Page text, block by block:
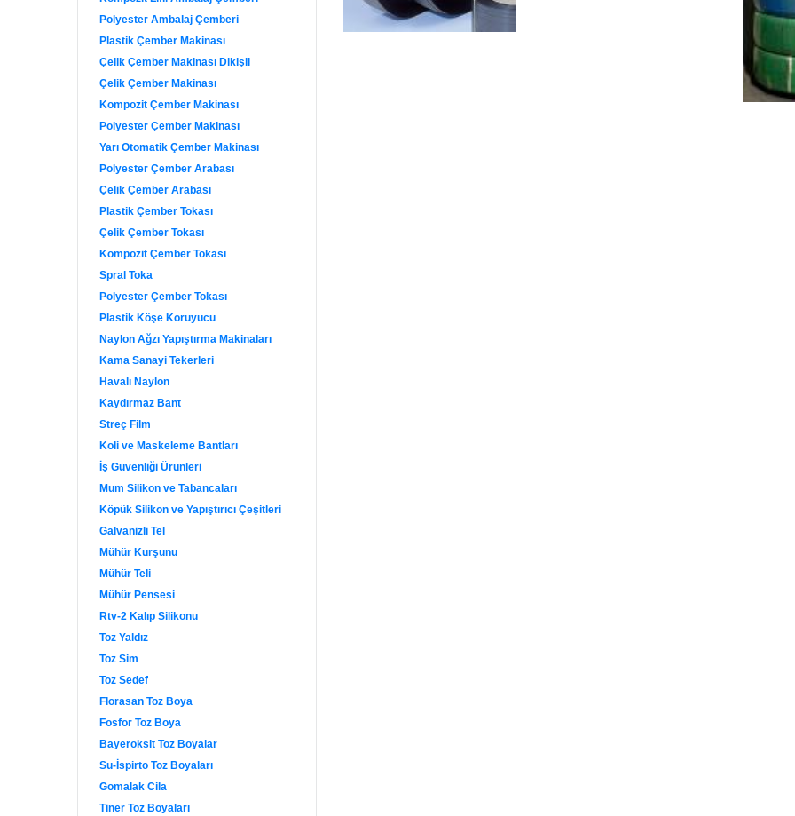
Polyester Ambalaj Çemberi
Plastik Çember Makinası
Çelik Çember Makinası Dikişli
Çelik Çember Makinası
Kompozit Çember Makinası
Polyester Çember Makinası
Yarı Otomatik Çember Makinası
Polyester Çember Arabası
Çelik Çember Arabası
Plastik Çember Tokası
Çelik Çember Tokası
Kompozit Çember Tokası
Spral Toka
Polyester Çember Tokası
Plastik Köşe Koruyucu
Naylon Ağzı Yapıştırma Makinaları
Kama Sanayi Tekerleri
Havalı Naylon
Kaydırmaz Bant
Streç Film
Koli ve Maskeleme Bantları
İş Güvenliği Ürünleri
Mum Silikon ve Tabancaları
Köpük Silikon ve Yapıştırıcı Çeşitleri
Galvanizli Tel
Mühür Kurşunu
Mühür Teli
Mühür Pensesi
Rtv-2 Kalıp Silikonu
Toz Yaldız
Toz Sim
Toz Sedef
Florasan Toz Boya
Fosfor Toz Boya
Bayeroksit Toz Boyalar
Su-İspirto Toz Boyaları
Gomalak Cila
Tiner Toz Boyaları